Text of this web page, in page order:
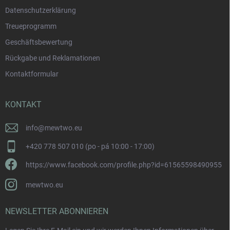
Datenschutzerklärung
Treueprogramm
Geschäftsbewertung
Rückgabe und Reklamationen
Kontaktformular
KONTAKT
info@mewtwo.eu
+420 778 507 010 (po - pá 10:00 - 17:00)
https://www.facebook.com/profile.php?id=61565598490955
mewtwo.eu
NEWSLETTER ABONNIEREN